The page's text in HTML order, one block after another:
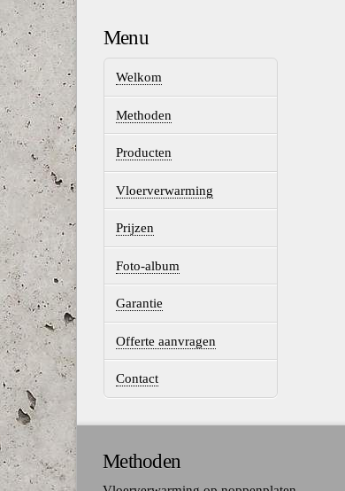
Menu
Welkom
Methoden
Producten
Vloerverwarming
Prijzen
Foto-album
Garantie
Offerte aanvragen
Contact
Methoden